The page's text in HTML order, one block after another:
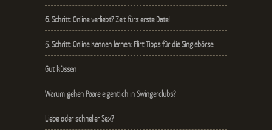
6. Schritt: Online verliebt? Zeit fürs erste Date!
5. Schritt: Online kennen lernen: Flirt Tipps für die Singlebörse
Gut küssen
Warum gehen Paare eigentlich in Swingerclubs?
Liebe oder schneller Sex?